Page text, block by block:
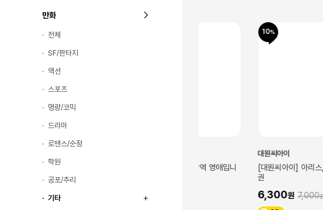
만화
전체
SF/판타지
액션
스포츠
명량/코믹
드라마
로맨스/순정
학원
공포/추리
기타
다만, 약혼자가 2권
[대원씨아이] 아리스, 우주까지도 3
7,000